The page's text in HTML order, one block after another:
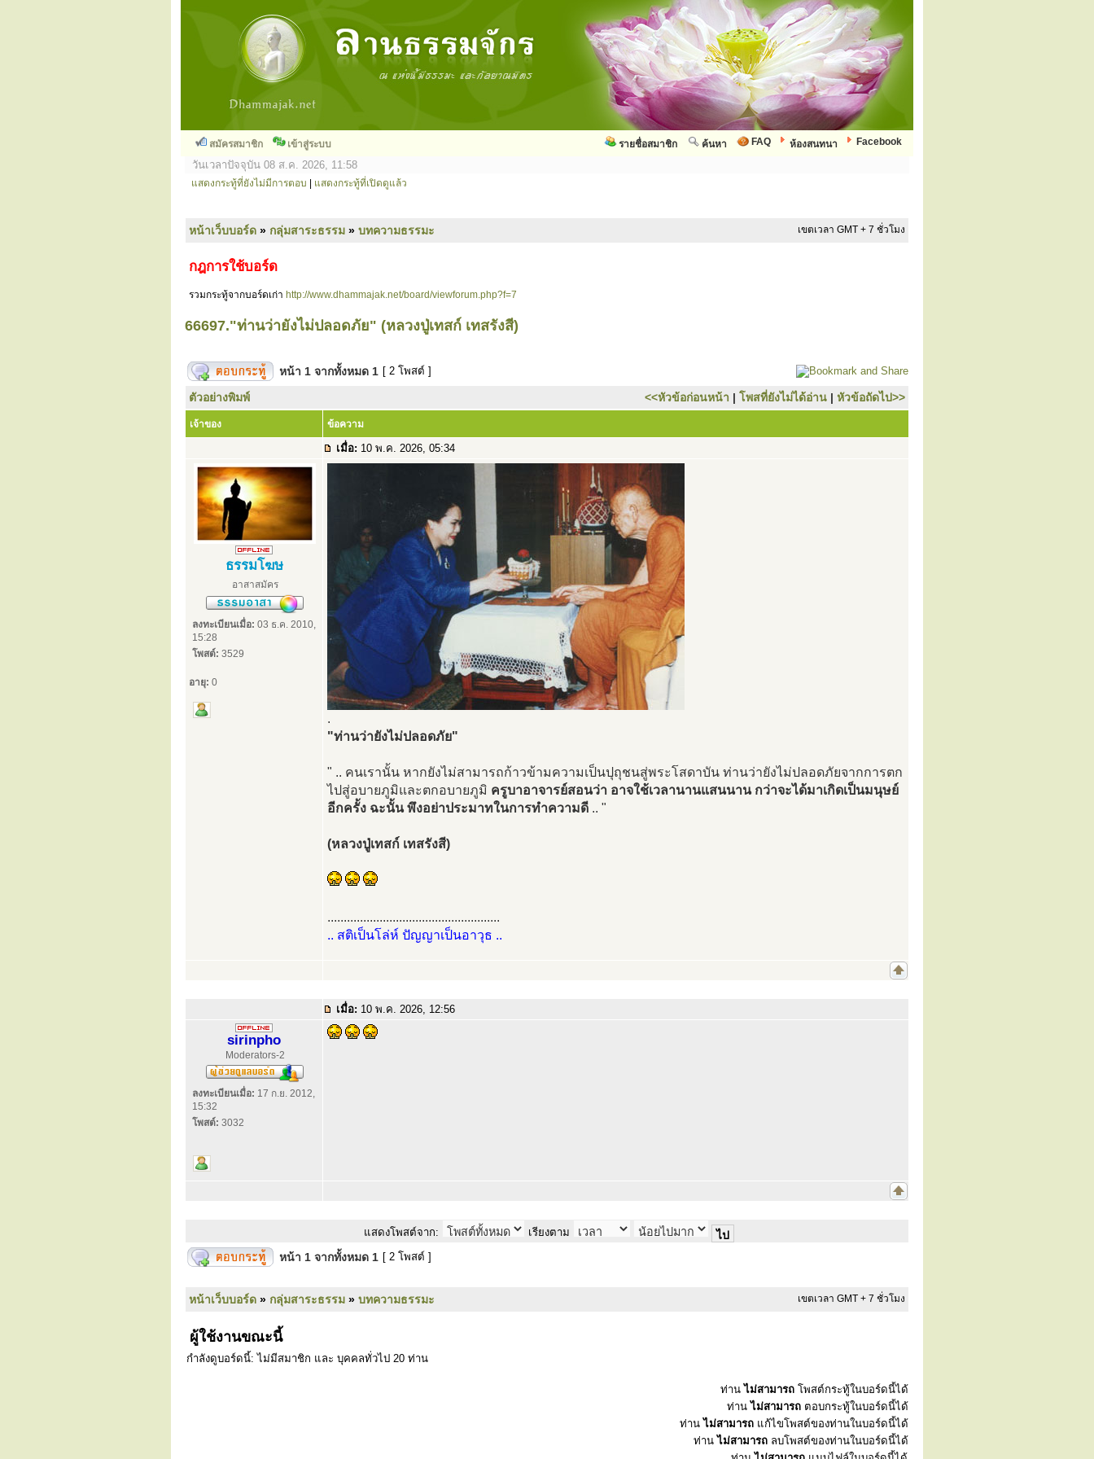
สมัครสมาชิก เข้าสู่ระบบ Facebook
ห้องสนทนา
FAQ
ค้นหา
รายชื่อสมาชิก
วันเวลาปัจจุบัน 08 ส.ค. 2026, 11:58
แสดงกระทู้ที่ยังไม่มีการตอบ แสดงกระทู้ที่เปิดดูแล้ว
หน้าเว็บบอร์ด » กลุ่มสาระธรรม » บทความธรรมะ เขตเวลา GMT + 7 ชั่วโมง
กฎการใช้บอร์ด
รวมกระทู้จากบอร์ดเก่า http://www.dhammajak.net/board/viewforum.php?f=7
66697."ท่านว่ายังไม่ปลอดภัย" (หลวงปู่เทสก์ เทสรังสี)
หน้า 1 จากทั้งหมด 1 [ 2 โพสต์ ]
ตัวอย่างพิมพ์ <<หัวข้อก่อนหน้า | โพสที่ยังไม่ได้อ่าน | หัวข้อถัดไป>>
เจ้าของ ข้อความ
เมื่อ: 10 พ.ค. 2026, 05:34
ธรรมโฆษ
อาสาสมัคร
ลงทะเบียนเมื่อ: 03 ธ.ค. 2010,
15:28
โพสต์: 3529
อายุ: 0
.
"ท่านว่ายังไม่ปลอดภัย"
" .. คนเรานั้น หากยังไม่สามารถก้าวข้ามความเป็นปุถุชนสู่พระโสดาบัน ท่านว่ายังไม่ปลอดภัยจากการตก
ไปสู่อบายภูมิและตกอบายภูมิ ครูบาอาจารย์สอนว่า อาจใช้เวลานานแสนนาน กว่าจะได้มาเกิดเป็นมนุษย์
อีกครั้ง ฉะนั้น พึงอย่าประมาทในการทำความดี .. "
(หลวงปู่เทสก์ เทสรังสี)
.....................................................
.. สติเป็นโล่ห์ ปัญญาเป็นอาวุธ ..
เมื่อ: 10 พ.ค. 2026, 12:56
sirinpho
Moderators-2
ลงทะเบียนเมื่อ: 17 ก.ย. 2012,
15:32
โพสต์: 3032
แสดงโพสต์จาก: เรียงตาม
หน้า 1 จากทั้งหมด 1 [ 2 โพสต์ ]
หน้าเว็บบอร์ด » กลุ่มสาระธรรม » บทความธรรมะ เขตเวลา GMT + 7 ชั่วโมง
ผู้ใช้งานขณะนี้
กำลังดูบอร์ดนี้: ไม่มีสมาชิก และ บุคคลทั่วไป 20 ท่าน
ท่านไม่สามารถ โพสต์กระทู้ในบอร์ดนี้ได้
ท่านไม่สามารถ ตอบกระทู้ในบอร์ดนี้ได้
ท่านไม่สามารถ แก้ไขโพสต์ของท่านในบอร์ดนี้ได้
ท่านไม่สามารถ ลบโพสต์ของท่านในบอร์ดนี้ได้